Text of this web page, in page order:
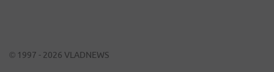
© 1997 - 2026 VLADNEWS